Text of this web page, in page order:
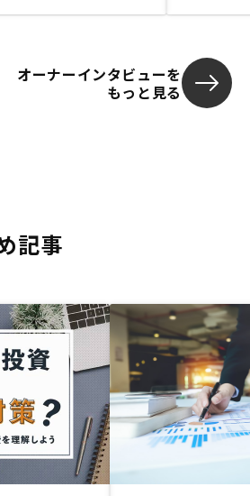
オーナーインタビューを
もっと見る
記事